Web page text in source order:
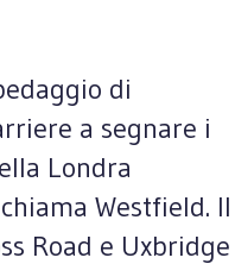
di
a segnare i
Londra
Westfield. Il
Road e Uxbridge